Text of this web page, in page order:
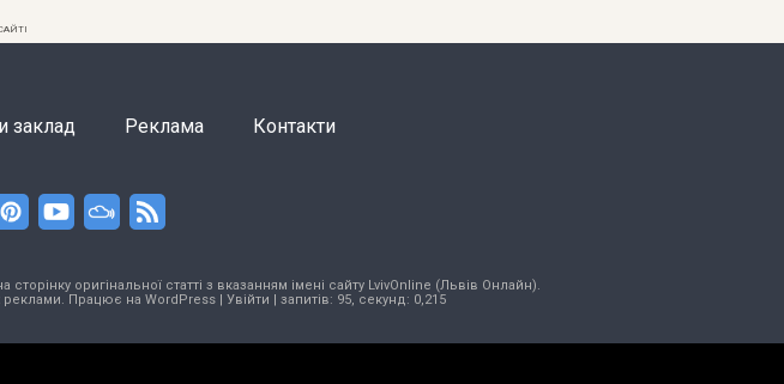
заклад Реклама Контакти
оригінальної статті з вказанням імені сайту LvivOnline (Львів Онлайн).
реклами. Працює на WordPress| Увійти | запитів: 95, секунд: 0,215